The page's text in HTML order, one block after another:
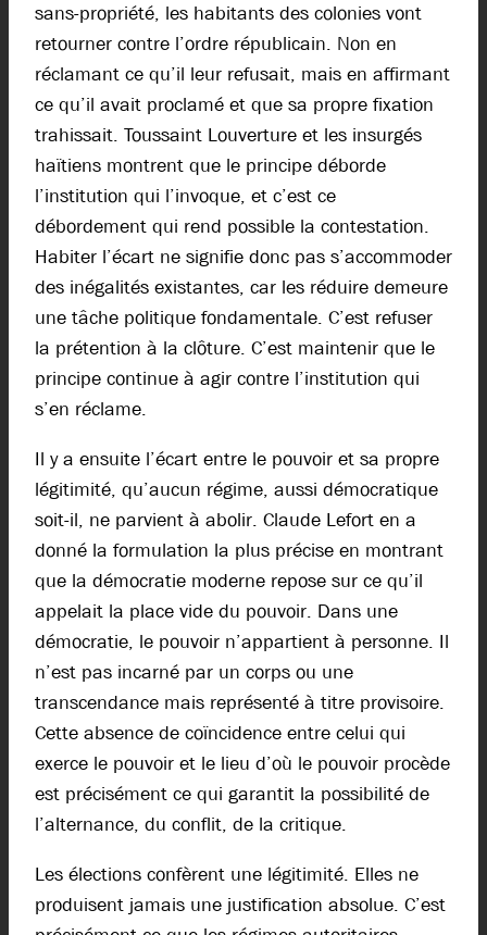
sans-propriété, les habitants des colonies vont
retourner contre l’ordre républicain. Non en
réclamant ce qu’il leur refusait, mais en affirmant
ce qu’il avait proclamé et que sa propre fixation
trahissait. Toussaint Louverture et les insurgés
haïtiens montrent que le principe déborde
l’institution qui l’invoque, et c’est ce
débordement qui rend possible la contestation.
Habiter l’écart ne signifie donc pas s’accommoder
des inégalités existantes, car les réduire demeure
une tâche politique fondamentale. C’est refuser
la prétention à la clôture. C’est maintenir que le
principe continue à agir contre l’institution qui
s’en réclame.
Il y a ensuite l’écart entre le pouvoir et sa propre
légitimité, qu’aucun régime, aussi démocratique
soit-il, ne parvient à abolir. Claude Lefort en a
donné la formulation la plus précise en montrant
que la démocratie moderne repose sur ce qu’il
appelait la place vide du pouvoir. Dans une
démocratie, le pouvoir n’appartient à personne. Il
n’est pas incarné par un corps ou une
transcendance mais représenté à titre provisoire.
Cette absence de coïncidence entre celui qui
exerce le pouvoir et le lieu d’où le pouvoir procède
est précisément ce qui garantit la possibilité de
l’alternance, du conflit, de la critique.
Les élections confèrent une légitimité. Elles ne
produisent jamais une justification absolue. C’est